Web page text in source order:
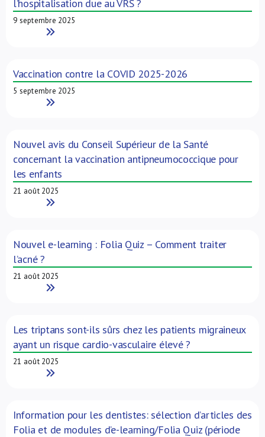
l’hospitalisation due au VRS ?
9 septembre 2025
Read More
Vaccination contre la COVID 2025-2026
5 septembre 2025
Read More
Nouvel avis du Conseil Supérieur de la Santé
concernant la vaccination antipneumococcique pour
les enfants
21 août 2025
Read More
Nouvel e-learning : Folia Quiz – Comment traiter
l’acné ?
21 août 2025
Read More
Les triptans sont-ils sûrs chez les patients migraineux
ayant un risque cardio-vasculaire élevé ?
21 août 2025
Read More
Information pour les dentistes: sélection d’articles des
Folia et de modules d’e-learning/Folia Quiz (période